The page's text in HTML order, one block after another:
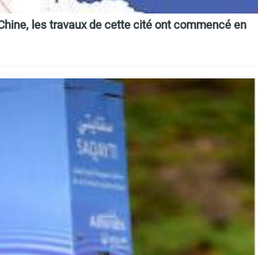
les travaux de cette cité ont commencé en